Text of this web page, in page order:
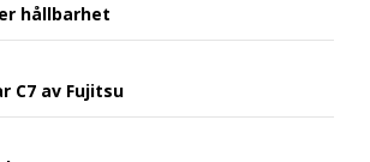
hållbarhet
C7 av Fujitsu